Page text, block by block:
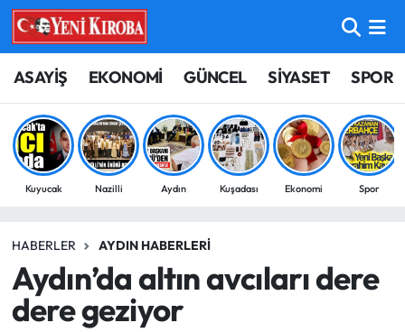
ASAYİŞ EKONOMİ GÜNCEL SİYASET SPOR
Kuyucak Nazilli Aydın Kuşadası Ekonomi Spor
HABERLER AYDIN HABERLERI
Aydın’da altın avcıları dere
dere geziyor
ASAYİŞ
BİLİM-TEKNOLOJİ
ÇEVRE
EĞİTİM
Aydın Nöbetçi Eczaneler
Aydın Hava Durumu
Aydin Namaz Vakitleri
Süper Lig Puan Durumu ve Fikstür
Tüm Manşetler